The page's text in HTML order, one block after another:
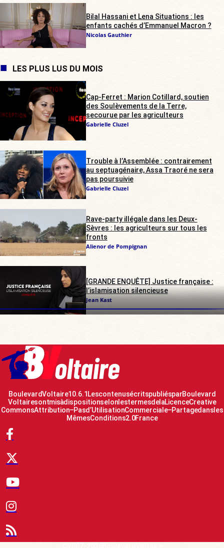
Bilal Hassani et Lena Situations : les
enfants cachés d’Emmanuel Macron ?
Nicolas Gauthier
LES PLUS LUS DU MOIS
Cap-Ferret : Marion Cotillard, soutien
des Soulèvements de la Terre,
secourue par les agriculteurs
Gabrielle Cluzel
Trouble à l’Assemblée : contrairement
au septuagénaire, Assa Traoré ne sera
pas poursuivie
Gabrielle Cluzel
Rave-party illégale dans les Deux-
Sèvres : les agriculteurs sur tous les
fronts
Alienor de Pompignan
[GRANDE ENQUÊTE] Justice française :
l’islamisation silencieuse
Jean Kast
Boulevard Voltaire 10.6.1 Les contenus écrits publiés par Boulevard
Voltaire sont mis à disposition selon les termes de la Licence Creative
Commons Attribution – Pas d’Utilisation Commerciale – Partage dans les
Mêmes Conditions 2.0 France